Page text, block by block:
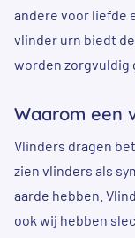
andere voor liefde
vlinder urn biedt
worden zorgvuldig
Waarom een
Vlinders dragen
zien vlinders als
aarde hebben.
ook wij hebben